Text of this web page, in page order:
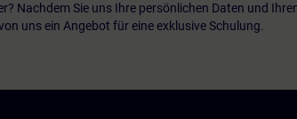
Nachdem Sie uns Ihre persönlichen Daten und
uns ein Angebot für eine exklusive Schulung.